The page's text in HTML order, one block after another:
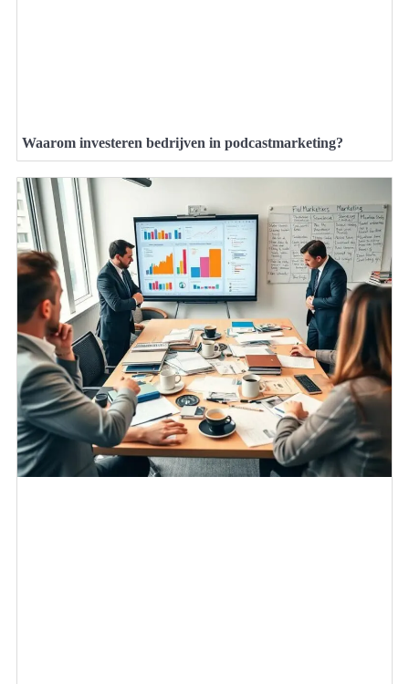
Waarom investeren bedrijven in podcastmarketing?